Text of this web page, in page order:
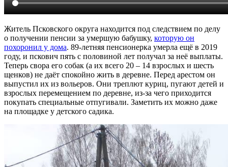
Житель Псковского округа находится под следствием по делу
о получении пенсии за умершую бабушку, которую он
похоронил у дома. 89-летняя пенсионерка умерла ещё в 2019
году, и пскович пять с половиной лет получал за неё выплаты.
Теперь свора его собак (а их всего 20 – 14 взрослых и шесть
щенков) не даёт спокойно жить в деревне. Перед арестом он
выпустил их из вольеров. Они треплют куриц, пугают детей и
взрослых перемещением по деревне, из-за чего приходится
покупать специальные отпугивали. Заметить их можно даже
на площадке у детского садика.